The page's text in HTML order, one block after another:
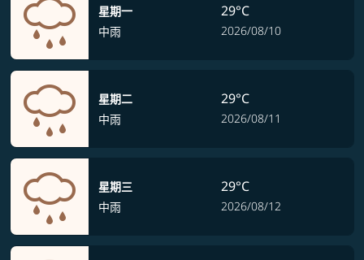
星期一
中雨
29°C
2026/08/10
星期二
中雨
29°C
2026/08/11
星期三
中雨
29°C
2026/08/12